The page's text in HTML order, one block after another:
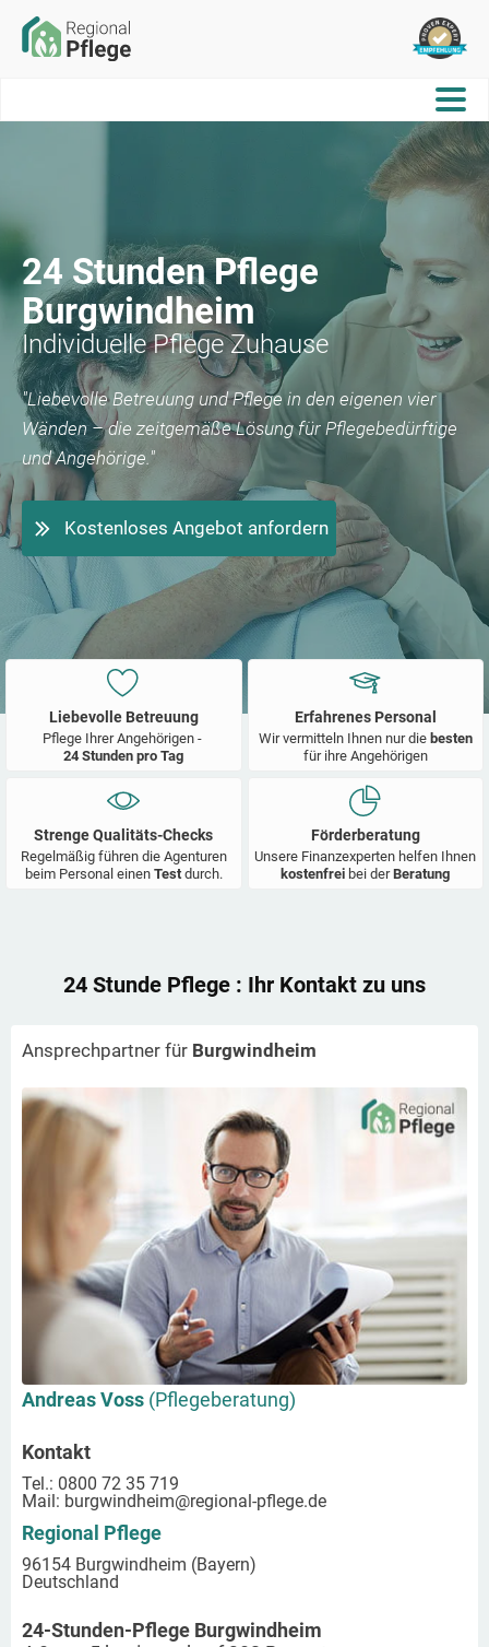
24 Stunden Pflege
Burgwindheim
Individuelle Pflege Zuhause
"Liebevolle Betreuung und Pflege in den eigenen vier
Wänden – die zeitgemäße Lösung für Pflegebedürftige
und Angehörige."
Kostenloses Angebot anfordern
Liebevolle Betreuung
Pflege Ihrer Angehörigen -
24 Stunden pro Tag
Erfahrenes Personal
Wir vermitteln Ihnen nur die besten
für ihre Angehörigen
Strenge Qualitäts-Checks
Regelmäßig führen die Agenturen
beim Personal einen Test durch.
Förderberatung
Unsere Finanzexperten helfen Ihnen
kostenfrei bei derBeratung
24 Stunde Pflege : Ihr Kontakt zu uns
Ansprechpartner für Burgwindheim
Andreas Voss (Pflegeberatung)
Kontakt
Tel.: 0800 72 35 719
Mail: burgwindheim@regional-pflege.de
Regional Pflege
96154 Burgwindheim (Bayern)
Deutschland
24-Stunden-Pflege Burgwindheim